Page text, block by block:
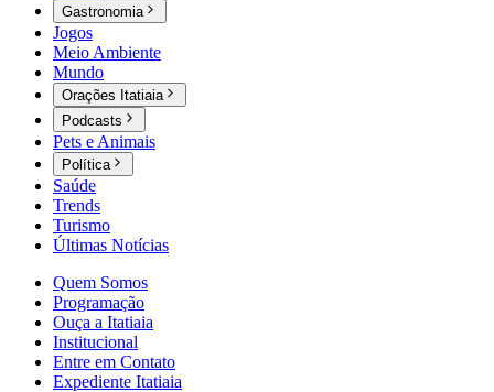
Gastronomia
Jogos
Meio Ambiente
Mundo
Orações Itatiaia
Podcasts
Pets e Animais
Política
Saúde
Trends
Turismo
Últimas Notícias
Quem Somos
Programação
Ouça a Itatiaia
Institucional
Entre em Contato
Expediente Itatiaia